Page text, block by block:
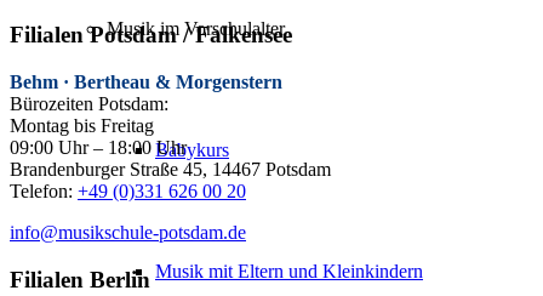
Musik im Vorschulalter
Babykurs
Musik mit Eltern und Kleinkindern
Filialen Potsdam / Falkensee
Behm · Bertheau & Morgenstern
Bürozeiten Potsdam:
Montag bis Freitag
09:00 Uhr – 18:00 Uhr
Brandenburger Straße 45, 14467 Potsdam
Telefon: +49 (0)331 626 00 20
info@musikschule-potsdam.de
Filialen Berlin